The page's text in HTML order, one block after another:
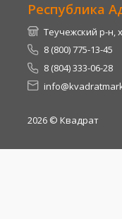
Республика
Теучежский р-
8 (800) 775-13-45
8 (804) 333-06-28
2026 © Квадрат